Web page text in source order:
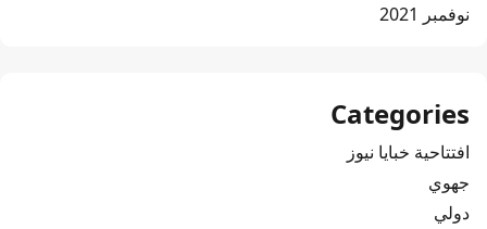
نوفمبر 2021
Categories
افتتاحية خبايا نيوز
جهوي
دولي